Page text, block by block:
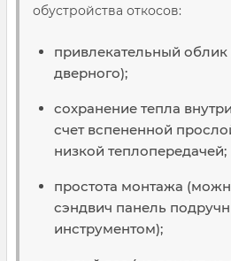
обустройства откосов:
привлекательный
дверного);
сохранение тепла
счет вспененной
низкой теплопередачей;
простота монтажа
сэндвич панель
инструментом);